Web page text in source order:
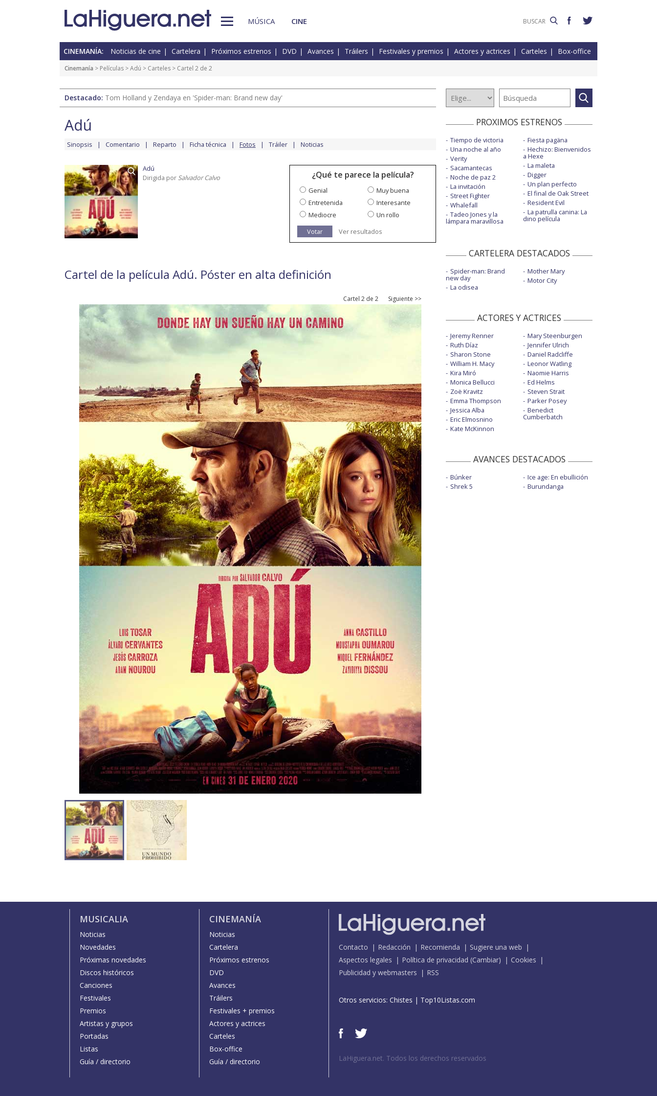
MÚSICA CINE
CINEMANÍA: Noticias de cine Cartelera Próximos estrenos DVD Avances Tráilers Festivales y premios Actores y actrices Carteles Box-office
Cinemanía > Películas >Adú > Carteles > Cartel 2 de 2
Destacado: Tom Holland y Zendaya en 'Spider-man: Brand new day'
Adú
Sinopsis Comentario Reparto Ficha técnica Fotos Tráiler Noticias
Adú
Dirigida por Salvador Calvo ¿Qué te parece la película?
Genial
Muy buena
Entretenida
Interesante
Mediocre
Un rollo
Votar
Ver resultados
Cartel de la película Adú. Póster en alta definición
Cartel 2 de 2 Siguiente >>
PROXIMOS ESTRENOS
Tiempo de victoria
Una noche al año
Verity
Sacamantecas
Noche de paz 2
La invitación
Street Fighter
Whalefall
Tadeo Jones y la
lámpara maravillosa
Fiesta pagäna
Hechizo: Bienvenidos
a Hexe
La maleta
Digger
Un plan perfecto
El final de Oak Street
Resident Evil
La patrulla canina: La
dino película
CARTELERA DESTACADOS
Spider-man: Brand
new day
La odisea
Mother Mary
Motor City
ACTORES Y ACTRICES
Jeremy Renner
Ruth Díaz
Sharon Stone
William H. Macy
Kira Miró
Monica Bellucci
Zoë Kravitz
Emma Thompson
Jessica Alba
Eric Elmosnino
Kate McKinnon
Mary Steenburgen
Jennifer Ulrich
Daniel Radcliffe
Leonor Watling
Naomie Harris
Ed Helms
Steven Strait
Parker Posey
Benedict
Cumberbatch
AVANCES DESTACADOS
Búnker
Shrek 5
Ice age: En ebullición
Burundanga
MUSICALIA
Noticias
Novedades
Próximas novedades
Discos históricos
Canciones
Festivales
Premios
Artistas y grupos
Portadas
Listas
Guía / directorio
CINEMANÍA
Noticias
Cartelera
Próximos estrenos
DVD
Avances
Tráilers
Festivales + premios
Actores y actrices
Carteles
Box-office
Guía / directorio
Contacto Redacción Recomienda
Sugiere una web
Aspectos legales
Política de privacidad (Cambiar)
Cookies
Publicidad y webmasters
RSS
Otros servicios: Chistes | Top10Listas.com
LaHiguera.net. Todos los derechos reservados